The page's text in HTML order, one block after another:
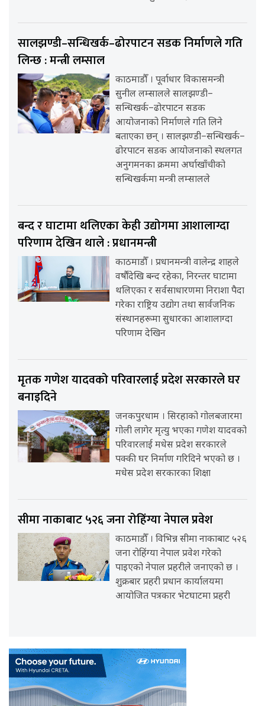
सालझण्डी–सन्धिखर्क–ढोरपाटन सडक निर्माणले गति
लिन्छ : मन्त्री लम्साल
काठमाडौँ । पूर्वाधार विकासमन्त्री
सुनील लम्सालले सालझण्डी–
सन्धिखर्क–ढोरपाटन सडक
आयोजनाको निर्माणले गति लिने
बताएका छन् । सालझण्डी–सन्धिखर्क–
ढोरपाटन सडक आयोजनाको स्थलगत
अनुगमनका क्रममा अर्घाखाँचीको
सन्धिखर्कमा मन्त्री लम्सालले
बन्द र घाटामा थलिएका केही उद्योगमा आशालाग्दा
परिणाम देखिन थाले : प्रधानमन्त्री
काठमाडौँ । प्रधानमन्त्री वालेन्द्र शाहले
वर्षौंदेखि बन्द रहेका, निरन्तर घाटामा
थलिएका र सर्वसाधारणमा निराशा पैदा
गरेका राष्ट्रिय उद्योग तथा सार्वजनिक
संस्थानहरूमा सुधारका आशालाग्दा
परिणाम देखिन
मृतक गणेश यादवको परिवारलाई प्रदेश सरकारले घर
बनाइदिने
जनकपुरधाम । सिरहाको गोलबजारमा
गोली लागेर मृत्यु भएका गणेश यादवको
परिवारलाई मधेस प्रदेश सरकारले
पक्की घर निर्माण गरिदिने भएको छ ।
मधेस प्रदेश सरकारका शिक्षा
सीमा नाकाबाट ५२६ जना रोहिंग्या नेपाल प्रवेश
काठमाडौँ । विभिन्न सीमा नाकाबाट ५२६
जना रोहिंग्या नेपाल प्रवेश गरेको
पाइएको नेपाल प्रहरीले जनाएको छ ।
शुक्रबार प्रहरी प्रधान कार्यालयमा
आयोजित पत्रकार भेटघाटमा प्रहरी